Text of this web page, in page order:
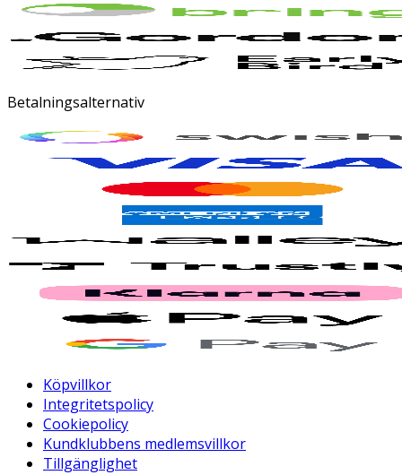
Betalningsalternativ
Köpvillkor
Integritetspolicy
Cookiepolicy
Kundklubbens medlemsvillkor
Tillgänglighet